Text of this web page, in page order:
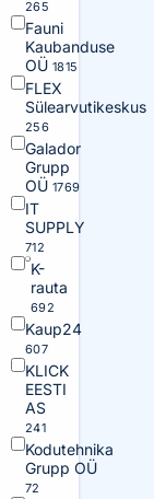
265
Fauni
Kaubanduse
OÜ 1815
FLEX
Sülearvutikeskus
256
Galador
Grupp
OÜ 1769
IT
SUPPLY
712
K-
rauta
692
Kaup24
607
KLICK
EESTI
AS
241
Kodutehnika
Grupp OÜ
72